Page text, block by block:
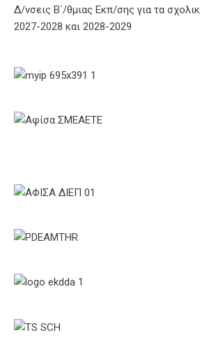
Δ/νσεις Β΄/θμιας Εκπ/σης για τα
2027-2028 και 2028-2029